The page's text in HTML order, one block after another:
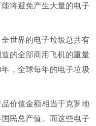
将避免产生大量的电子
世界的电子垃圾总共有
的全部商用飞机的重量
，全球每年的电子垃圾
价值金额相当于克罗地
民总产值。而这些电子